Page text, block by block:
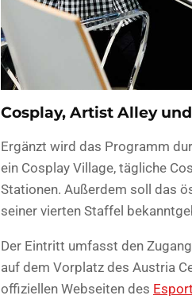
Cosplay, Artist Alley
Ergänzt wird das Programm
ein Cosplay Village, tägliche
Stationen. Außerdem soll das
seiner vierten Staffel
Der Eintritt umfasst den
auf dem Vorplatz des Austria
offiziellen Webseiten des